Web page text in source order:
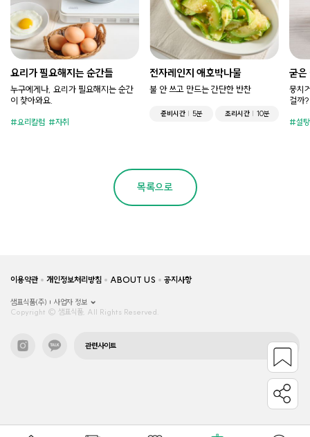
요리가 필요해지는 순간들
누구에게나, 요리가 필요해지는 순간
이 찾아와요.
요리칼럼 자취
전자레인지 애호박나물
불 안 쓰고 만드는 간단한 반찬
준비시간 5분 조리시간 10분
굳은
뭉치
걸까?
설탕
목록으로
이용약관 개인정보처리방침 ABOUT US 공지사항
샘표식품(주)
사업자 정보
Copyright © 샘표식품, All Rights Reserved.
관련사이트